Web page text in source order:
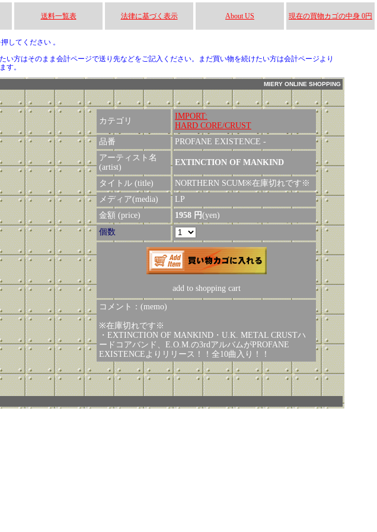
送料一覧表 法律に基づく表示 About US 現在の買物カゴの中身 0円
してください 。
方はそのまま会計ページで送り先などをご記入ください。まだ買い物を続けたい方は会計ページより
す。
MIERY ONLINE SHOPPING
カテゴリ
IMPORT:
HARD CORE/CRUST
品番
PROFANE EXISTENCE -
アーティスト名
(artist)
EXTINCTION OF MANKIND
タイトル (title)
NORTHERN SCUM※在庫切れです※
メディア(media)
LP
金額 (price)
1958 円(yen)
個数
add to shopping cart
コメント：(memo)
※在庫切れです※
・EXTINCTION OF MANKIND・U.K. METAL CRUSTハ
ードコアバンド、E.O.M.の3rdアルバムがPROFANE
EXISTENCEよりリリース！！全10曲入り！！